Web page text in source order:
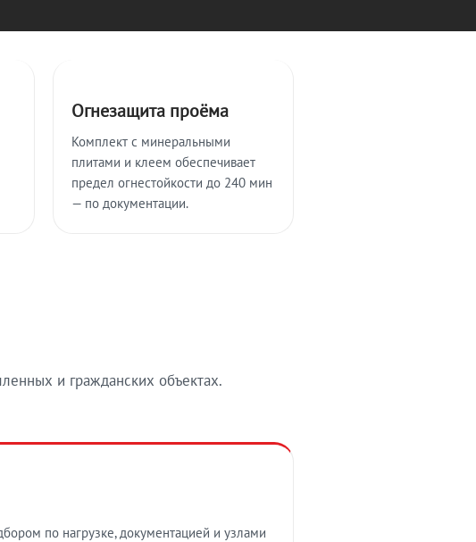
Огнезащита проёма
Комплект с минеральными
плитами и клеем обеспечивает
предел огнестойкости до 240 мин
— по документации.
и гражданских объектах.
по нагрузке, документацией и узлами